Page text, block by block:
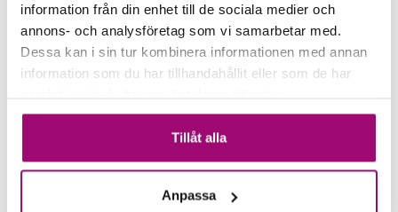
information från din enhet till de sociala medier och
annons- och analysföretag som vi samarbetar med.
Dessa kan i sin tur kombinera informationen med annan
information som du har tillhandahållit eller som de har
Tillåt alla
Anpassa
Tillägg, enkelrum:
6 795,-
Tillägg, anslutning Landvetter:
400,- per väg
Euro